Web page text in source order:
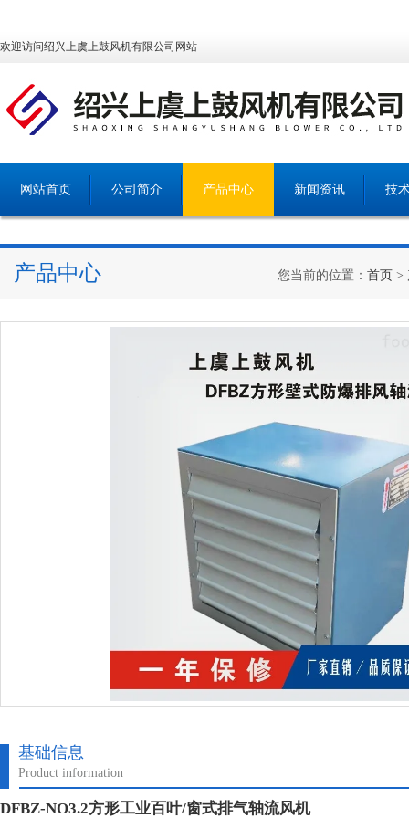
欢迎访问绍兴上虞上鼓风机有限公司网站
网站首页 公司简介 产品中心 新闻资讯 技
产品中心 您当前的位置： 首页 >
基础信息
Product information
DFBZ-NO3.2方形工业百叶/窗式排气轴流风机